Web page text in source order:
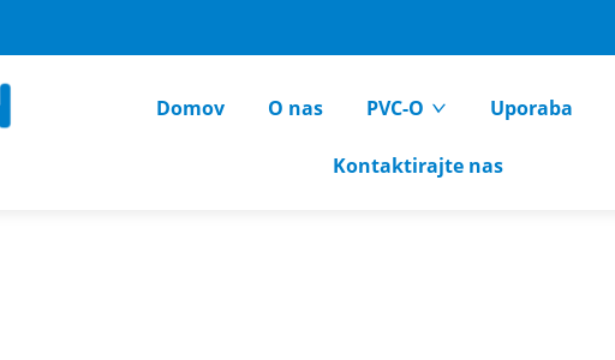
Domov O nas PVC-O Uporaba
Kontaktirajte nas